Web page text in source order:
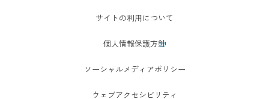
サイトの利用について
個人情報保護方針
ソーシャルメディアポリシー
ウェブアクセシビリティ